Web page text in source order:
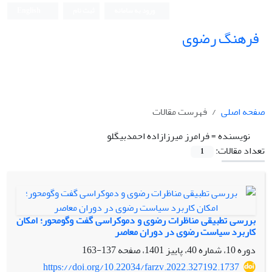
فرهنگ رضوی
صفحه اصلی
فهرست مقالات
نویسنده =فرامرز میرزازاده احمدبیگلو
تعداد مقالات:
1
بررسی تطبیقی مناظرات رضوی و دموکراسی گفت وگومحور؛ امکان
کاربرد سیاست رضوی در دوران معاصر
دوره 10، شماره 40، پاییز 1401، صفحه
137-163
https://doi.org/10.22034/farzv.2022.327192.1737